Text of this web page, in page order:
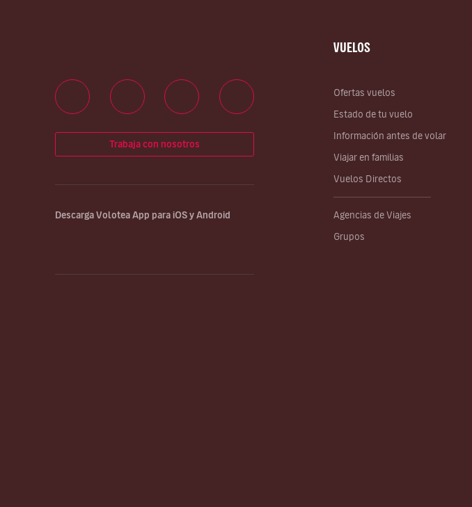
VUELOS
Ofertas vuelos
Estado de tu vuelo
Información antes de volar
Viajar en familias
Vuelos Directos
Agencias de Viajes
Grupos
Trabaja con nosotros
Descarga Volotea App para iOS y Android